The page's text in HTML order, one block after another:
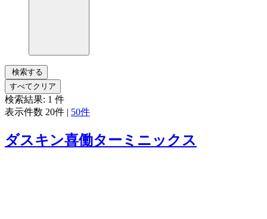
検索する
すべてクリア
検索結果: 1 件
表示件数 20件 | 50件
ダスキン喜働ターミニックス